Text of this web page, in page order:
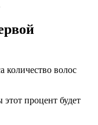
количество волос
процент будет